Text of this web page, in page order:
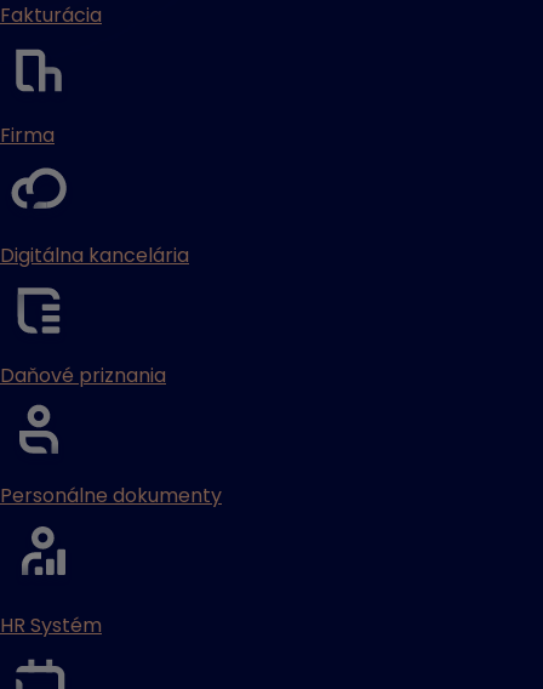
Fakturácia
Firma
Digitálna kancelária
Daňové priznania
Personálne dokumenty
HR Systém